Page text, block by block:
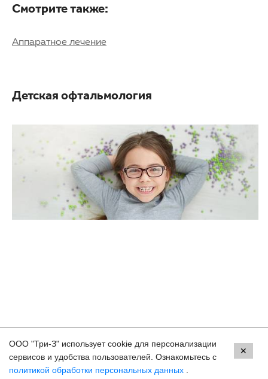
Смотрите также:
Аппаратное лечение
Детская офтальмология
Контакты
Пермь, ул. Екатерининская, 105
ООО "Три-З" использует cookie для персонализации
сервисов и удобства пользователей. Ознакомьтесь с
политикой обработки персональных данных
✕